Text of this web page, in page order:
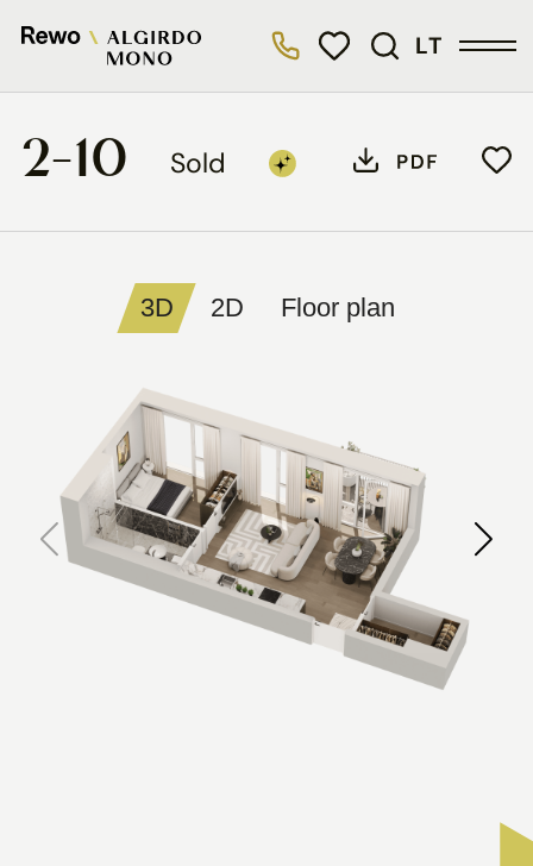
LT
2-10 Sold
3D 2D Floor plan